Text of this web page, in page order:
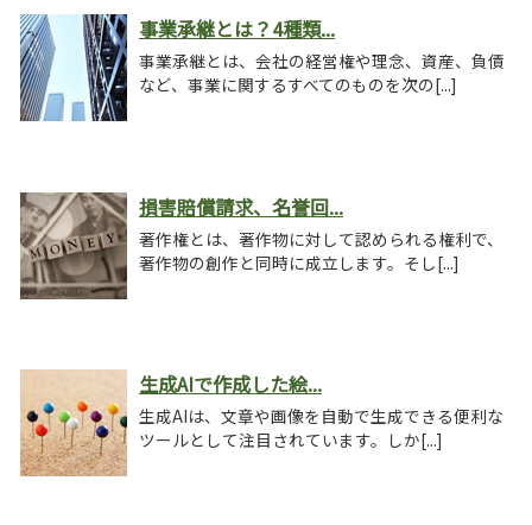
事業承継とは？4種類...
事業承継とは、会社の経営権や理念、資産、負債
など、事業に関するすべてのものを次の[...]
損害賠償請求、名誉回...
著作権とは、著作物に対して認められる権利で、
著作物の創作と同時に成立します。そし[...]
生成AIで作成した絵...
生成AIは、文章や画像を自動で生成できる便利な
ツールとして注目されています。しか[...]